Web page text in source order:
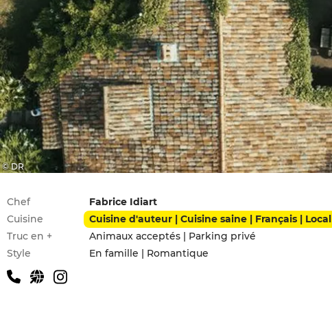
© DR
Infos pratiques
Chef
Fabrice Idiart
Cuisine
Cuisine d'auteur | Cuisine saine | Français | Local
Truc en +
Animaux acceptés | Parking privé
Style
En famille | Romantique